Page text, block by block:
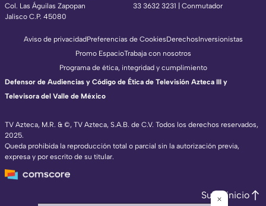
Col. Las Águilas Zapopan
Jalisco C.P. 45080
33 3632 3231 | Conmutador
TV Azteca, M.R. & ©, TV Azteca, S.A.B. de C.V. Todos los derechos reservados,
2025.
Queda prohibida la reproducción total o parcial sin la autorización previa,
expresa y por escrito de su titular.
Aviso de privacidadPreferencias de CookiesDerechosInversionistas
Promo EspacioTrabaja con nosotros
Programa de ética, integridad y cumplimiento
Defensor de Audiencias y Código de Ética de Televisión Azteca III y
Televisora del Valle de México
Subir inicio